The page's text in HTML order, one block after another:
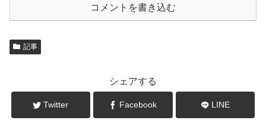
コメントを書き込む
記事
シェアする
Twitter Facebook LINE